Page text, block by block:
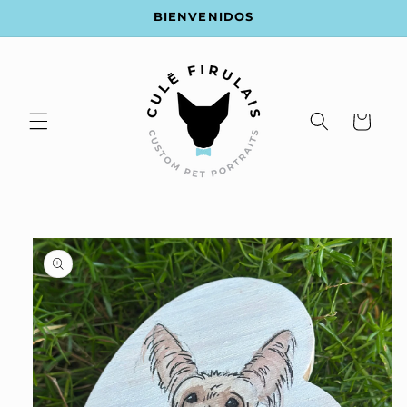
al contenido
BIENVENIDOS
Carrito
directamente
información
del producto